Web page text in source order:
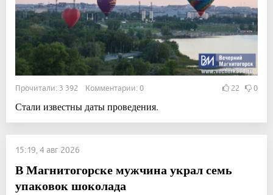
Прочитали: 3 392 Комментарии: 0 22 0
Стали известны даты проведения.
15:19, 4 авг 2026
В Магнитогорске мужчина украл семь
упаковок шоколада